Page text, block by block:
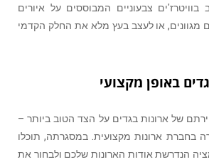
צבעוניים המבוססים על איורים
מגוונים, או לעצב בעץ מלא את החלק הקדמי
באופן מקצועי
של ארונות בגדים על הצד הטוב ביותר –
בחברת ארונות מקצועית. במסגרתה, תוכלו
הנדרשת אודות הארונות שלכם ולבחור את